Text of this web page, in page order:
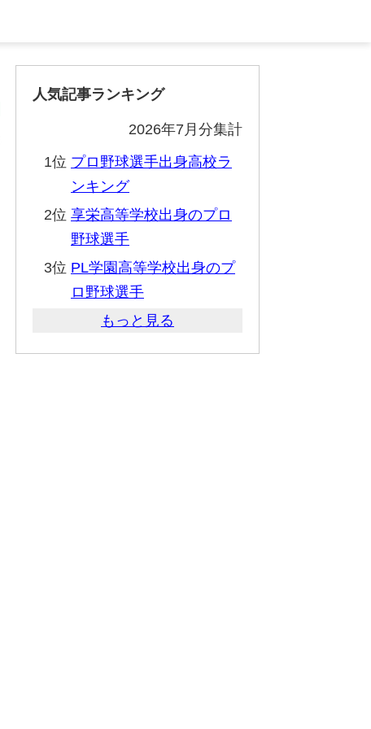
人気記事ランキング
2026年7月分集計
1位 プロ野球選手出身高校ラ
ンキング
2位 享栄高等学校出身のプロ
野球選手
3位 PL学園高等学校出身のプ
ロ野球選手
もっと見る